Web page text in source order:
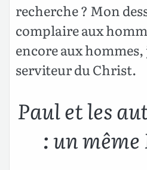
recherche ? Mon
complaire aux
encore aux hommes,
serviteur du Christ.
Paul et les
: un